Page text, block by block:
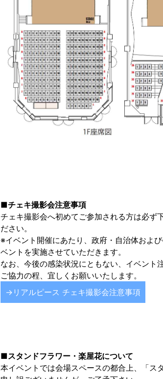
■チェキ撮影会注意事項
チェキ撮影会へ初めてご参加される方は必ず
ださい。
※イベント開催にあたり、政府・自治体およ
ベントを実施させていただきます。
なお、今後の感染状況にともない、イベント
ご協力の程、宜しくお願いいたします。
→リアルピース チェキ撮影会注意事項
■スタンドフラワー・楽屋花について
本イベントでは会場スペースの都合上、「ス